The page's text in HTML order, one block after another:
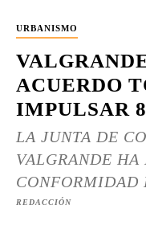
URBANISMO
ACUERDO
IMPULSAR
LA JUNTA DE
VALGRANDE HA
CONFORMIDAD
REDACCIÓN